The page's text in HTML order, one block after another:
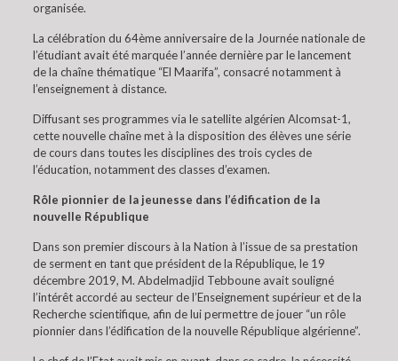
organisée.
La célébration du 64ème anniversaire de la Journée nationale de
l’étudiant avait été marquée l’année dernière par le lancement
de la chaîne thématique “El Maarifa”, consacré notamment à
l’enseignement à distance.
Diffusant ses programmes via le satellite algérien Alcomsat-1,
cette nouvelle chaîne met à la disposition des élèves une série
de cours dans toutes les disciplines des trois cycles de
l’éducation, notamment des classes d’examen.
Rôle pionnier de la jeunesse dans l’édification de la
nouvelle République
Dans son premier discours à la Nation à l’issue de sa prestation
de serment en tant que président de la République, le 19
décembre 2019, M. Abdelmadjid Tebboune avait souligné
l’intérêt accordé au secteur de l’Enseignement supérieur et de la
Recherche scientifique, afin de lui permettre de jouer “un rôle
pionnier dans l’édification de la nouvelle République algérienne”.